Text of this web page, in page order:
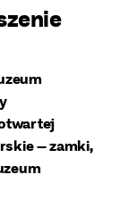
– zamki,